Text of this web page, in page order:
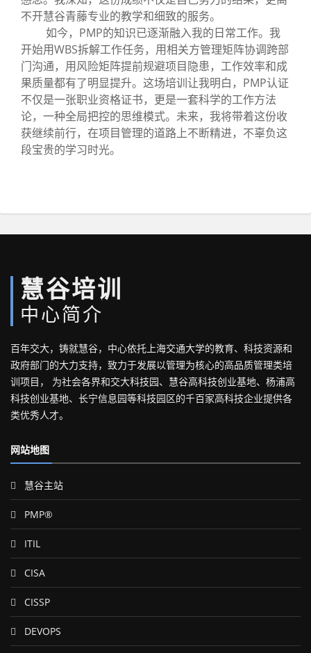
不开慧谷青藤专业的教学和细致的服务。
如今，PMP的知识已逐渐融入我的日常工作。我
开始用WBS拆解工作任务，用相关方管理矩阵协调跨部
门沟通，用风险矩阵提前规避项目隐患，工作效率和成
果质量都有了明显提升。这场培训让我明白，PMP认证
不仅是一张职业资格证书，更是一套科学的工作方法
论，一种全局把控的思维模式。未来，我将带着这份收
获继续前行，在项目管理的道路上不断精进，不辜负这
段宝贵的学习时光。
慧谷培训
中心简介
百年交大，铸就慧谷，中心依托上海交通大学的教育、科技资源和
政府部门的大力支持，致力于发展以管理为核心的高品质管理类培
训项目， 为社会各界和交大科技园、慧谷高科技创业基地、杨浦高
科技创业基地、长宁信息园等科技园区的千百家高科技企业提供各
类优秀人才。
网站地图
慧谷主站
PMP®
ITIL
CISA
CISSP
DEVOPS